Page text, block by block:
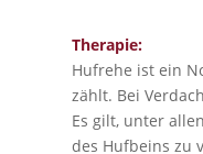
Therapie:
Hufrehe ist ein
zählt. Bei
Es gilt, unter
des Hufbeins zu